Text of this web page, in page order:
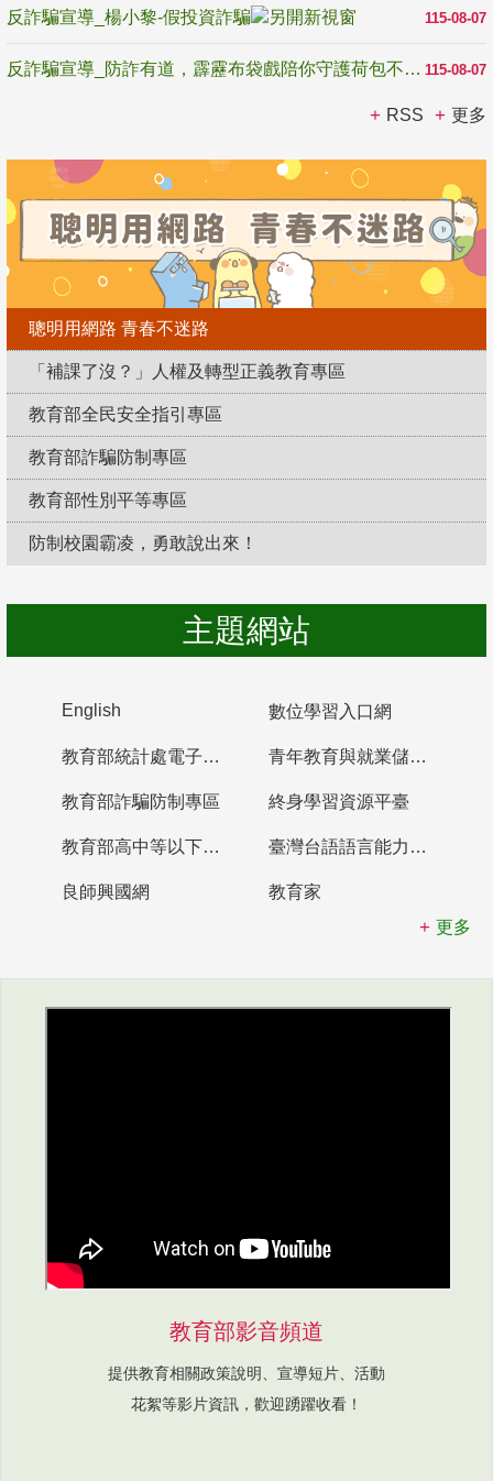
115-08-07
反詐騙宣導_楊小黎-假投資詐騙
115-08-07
反詐騙宣導_防詐有道，霹靂布袋戲陪你守護荷包不受騙
RSS 更多
聰明用網路 青春不迷路
「補課了沒？」人權及轉型正義教育專區
教育部全民安全指引專區
教育部詐騙防制專區
教育部性別平等專區
防制校園霸凌，勇敢說出來！
主題網站
English 數位學習入口網
教育部統計處電子書櫃 青年教育與就業儲蓄帳戶
教育部詐騙防制專區 終身學習資源平臺
教育部高中等以下學校及幼兒園教師資格檢定考試 臺灣台語語言能力認證網站
良師興國網
教育家
更多
教育部影音頻道
提供教育相關政策說明、宣導短片、活動
花絮等影片資訊，歡迎踴躍收看！